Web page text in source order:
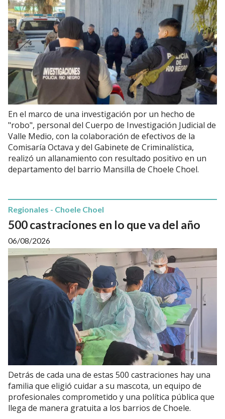
En el marco de una investigación por un hecho de
"robo", personal del Cuerpo de Investigación Judicial de
Valle Medio, con la colaboración de efectivos de la
Comisaría Octava y del Gabinete de Criminalística,
realizó un allanamiento con resultado positivo en un
departamento del barrio Mansilla de Choele Choel.
500 castraciones en lo que va del año
Regionales - Choele Choel
06/08/2026
Detrás de cada una de estas 500 castraciones hay una
familia que eligió cuidar a su mascota, un equipo de
profesionales comprometido y una política pública que
llega de manera gratuita a los barrios de Choele.